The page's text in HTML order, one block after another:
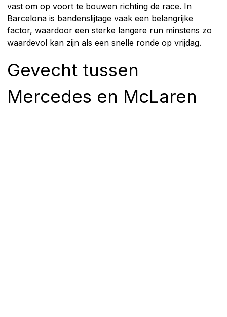
vast om op voort te bouwen richting de race. In
Barcelona is bandenslijtage vaak een belangrijke
factor, waardoor een sterke langere run minstens zo
waardevol kan zijn als een snelle ronde op vrijdag.
Gevecht tussen
Mercedes en McLaren